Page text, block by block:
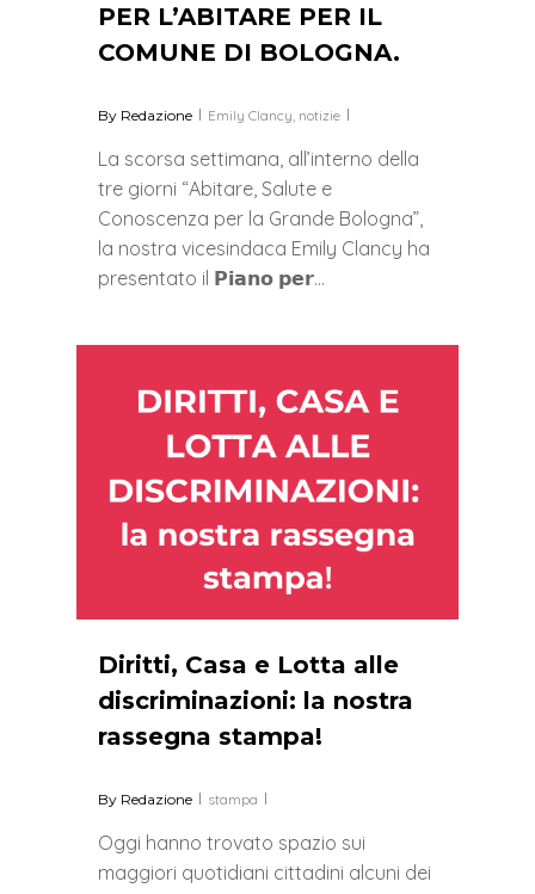
PER L’ABITARE PER IL
COMUNE DI BOLOGNA.
By Redazione Emily Clancy notizie
La scorsa settimana, all’interno della
tre giorni “Abitare, Salute e
Conoscenza per la Grande Bologna”,
la nostra vicesindaca Emily Clancy ha
presentato il 𝗣𝗶𝗮𝗻𝗼 𝗽𝗲𝗿…
Diritti, Casa e Lotta alle
discriminazioni: la nostra
rassegna stampa!
By Redazione stampa
Oggi hanno trovato spazio sui
maggiori quotidiani cittadini alcuni dei